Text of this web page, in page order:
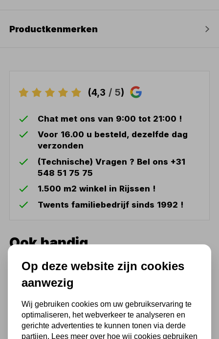
Productkenmerken
(4,3 / 5)
Chat met ons van 9:00 tot 21:00 !
Voor 16.00 u besteld, dezelfde dag
verzonden
(Technische) Vragen ? Bel ons +31
548 51 75 75
1.500 m2 winkel in Rijssen !
Twents familiebedrijf sinds 1992 !
Ook handig
Tank Diesel 75l, manuele
532,40
440,00 excl. BTW
Op deze website zijn cookies
aanwezig
Wij gebruiken cookies om uw gebruikservaring te
optimaliseren, het webverkeer te analyseren en
gerichte advertenties te kunnen tonen via derde
partijen. Lees meer over hoe wij cookies gebruiken